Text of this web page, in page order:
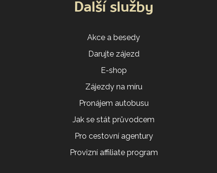
Další služby
Akce a besedy
Darujte zájezd
E-shop
Zájezdy na míru
Pronájem autobusu
Jak se stát průvodcem
Pro cestovní agentury
Provizní affiliate program